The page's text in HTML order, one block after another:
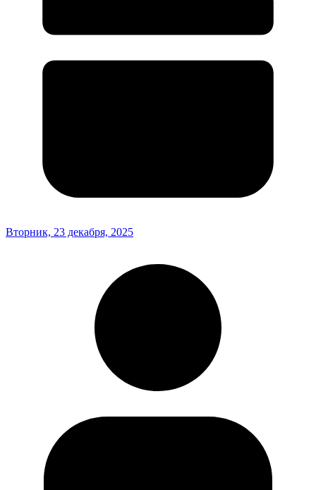
Вторник, 23 декабря, 2025